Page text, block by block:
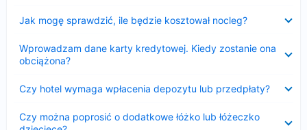
Jak mogę sprawdzić, ile będzie kosztował nocleg?
Wprowadzam dane karty kredytowej. Kiedy zostanie ona
obciążona?
Czy hotel wymaga wpłacenia depozytu lub przedpłaty?
Czy można poprosić o dodatkowe łóżko lub łóżeczko